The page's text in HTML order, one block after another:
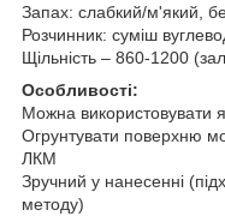
Запах: слабкий/м'який,
Розчинник: суміш
Щільність – 860-1200
Особливості:
Можна використовувати
Огрунтувати поверхню
ЛКМ
Зручний у нанесенні
методу)